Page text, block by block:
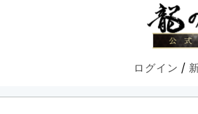
ログイン /